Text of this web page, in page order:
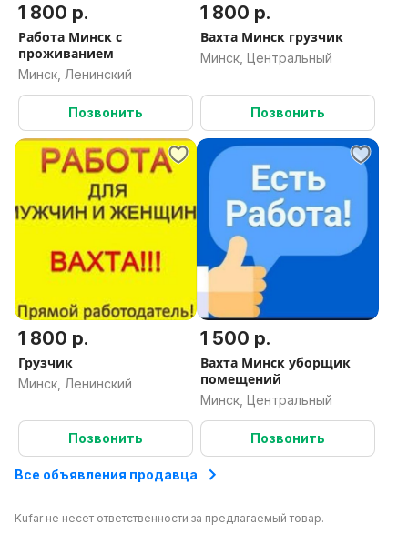
1 800 р.
Работа Минск с
проживанием
Минск, Ленинский
Позвонить
1 800 р.
Вахта Минск грузчик
Минск, Центральный
Позвонить
1 800 р.
Грузчик
Минск, Ленинский
Позвонить
1 500 р.
Вахта Минск уборщик
помещений
Минск, Центральный
Позвонить
Все объявления продавца
Kufar не несет ответственности за предлагаемый товар.